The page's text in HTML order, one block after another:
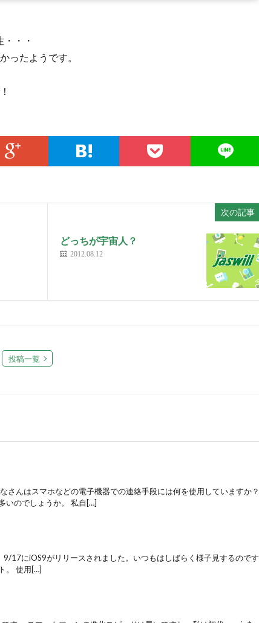
・・
ったようです。
次の記事
どっちが宇宙人？
2012.08.12
投稿一覧
さんはスマホなどの電子機器での連絡手段には何を使用していますか？
いのでしょうか。 私自[…]
17にiOS9がリリースされました。いつもはしばらく様子見するのです
。 使用[…]